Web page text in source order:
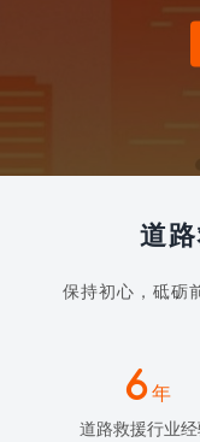
道
保持初心，砥砺
6年
道路救援行业